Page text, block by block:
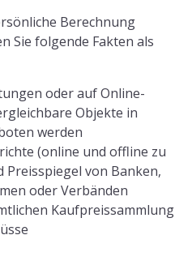
Berechnung
Sie folgende Fakten als
oder auf Online-
Objekte in
werden
(online und offline zu
Preisspiegel von Banken,
oder Verbänden
Kaufpreissammlung